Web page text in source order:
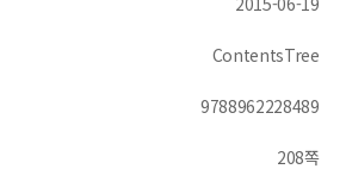
ContentsTree
9788962228489
208쪽